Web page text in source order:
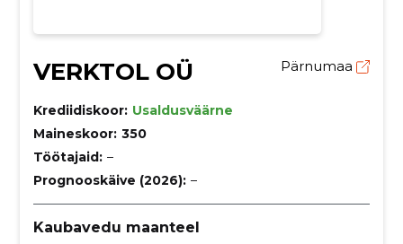
VERKTOL OÜ Pärnumaa
Krediidiskoor: Usaldusväärne
Maineskoor: 350
Töötajaid: –
Prognooskäive (2026): –
Kaubavedu maanteel